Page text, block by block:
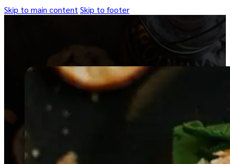
Skip to main content Skip to footer